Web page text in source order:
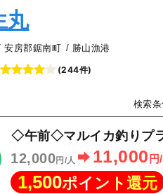
丸
安房郡鋸南町 勝山漁港
(244件)
検索
◇午前◇マルイカ釣り
12,000円/人 11,000 円
1,500ポイント還元